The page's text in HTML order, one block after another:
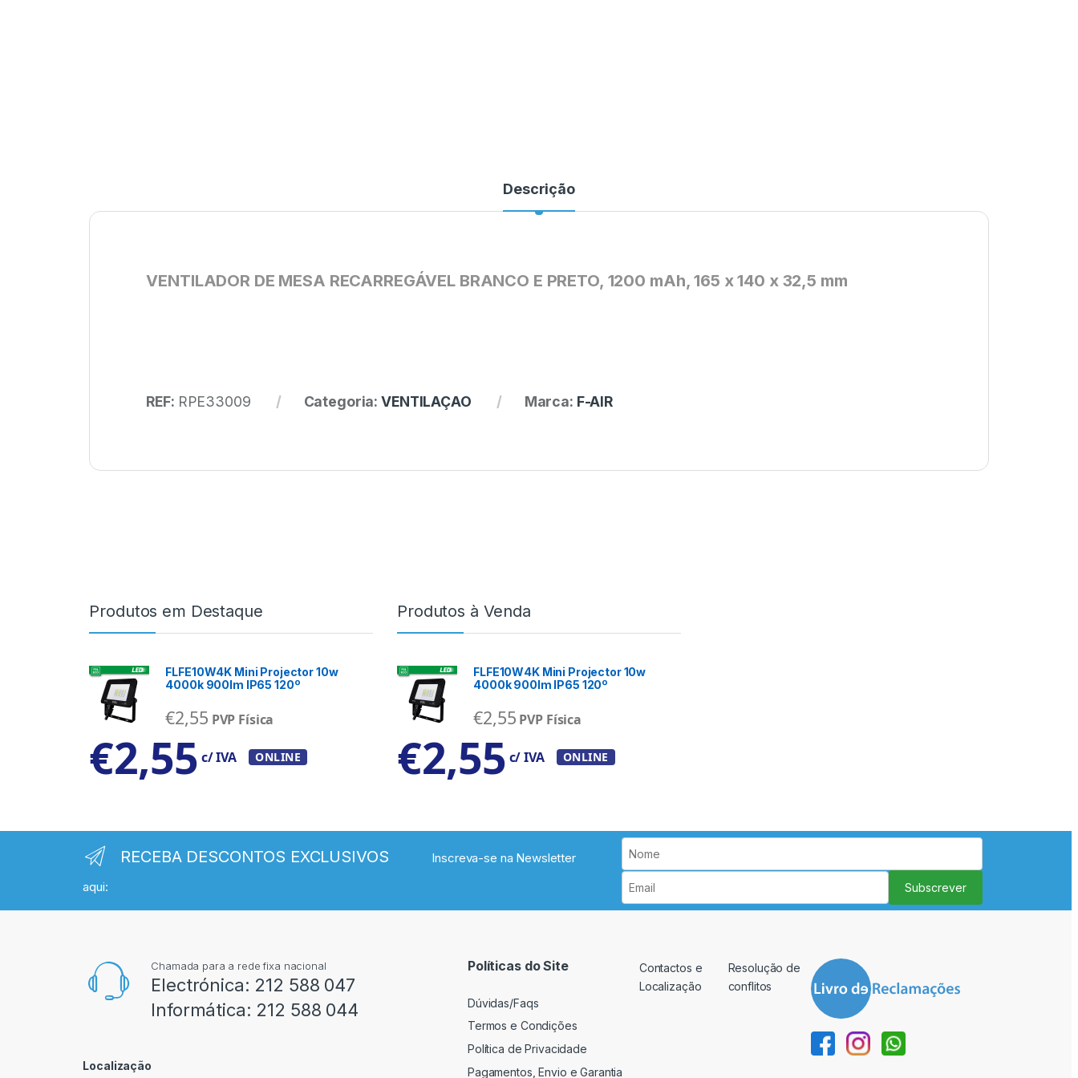
Descrição
VENTILADOR DE MESA RECARREGÁVEL BRANCO E PRETO, 1200 mAh, 165 x 140 x 32,5 mm
REF: RPE33009 Categoria:VENTILAÇAO Marca: F-AIR
Produtos em Destaque
FLFE10W4K Mini Projector 10w
4000k 900lm IP65 120º
€2,55 PVP Física
€2,55 c/ IVA ONLINE
Produtos à Venda
FLFE10W4K Mini Projector 10w
4000k 900lm IP65 120º
€2,55 PVP Física
€2,55 c/ IVA ONLINE
RECEBA DESCONTOS EXCLUSIVOS
Inscreva-se na Newsletter
aqui:
Subscrever
Chamada para a rede fixa nacional
Electrónica: 212 588 047
Informática: 212 588 044
Localização
Políticas do Site
Dúvidas/Faqs
Termos e Condições
Política de Privacidade
Pagamentos, Envio e Garantia
Contactos e
Localização
Resolução de
conflitos